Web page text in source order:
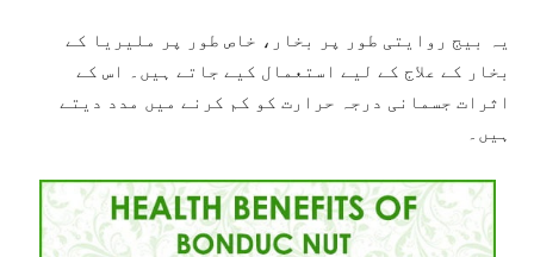
یہ بیج روایتی طور پر بخار، خاص طور پر ملیریا کے
بخار کے علاج کے لیے استعمال کیے جاتے ہیں۔ اس کے
اثرات جسمانی درجہ حرارت کو کم کرنے میں مدد دیتے
ہیں۔